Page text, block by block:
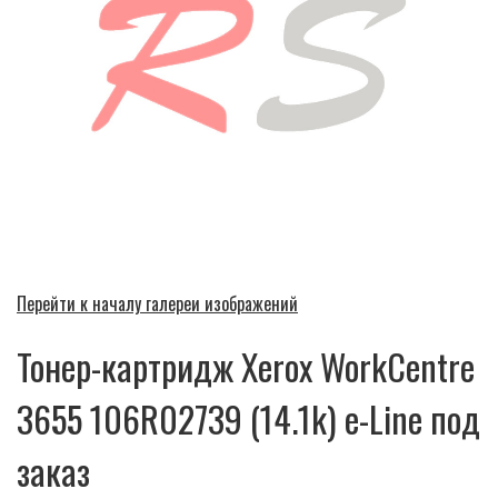
Перейти к началу галереи изображений
Тонер-картридж Xerox WorkCentre
3655 106R02739 (14.1k) e-Line под
заказ